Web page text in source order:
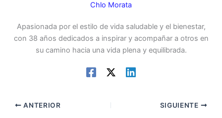
Chlo Morata
Apasionada por el estilo de vida saludable y el bienestar,
con 38 años dedicados a inspirar y acompañar a otros en
su camino hacia una vida plena y equilibrada.
ANTERIOR SIGUIENTE